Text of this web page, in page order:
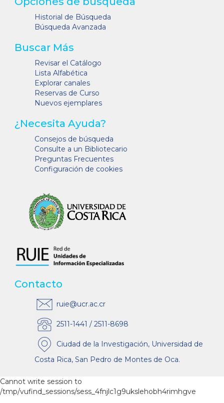
Historial de Búsqueda
Búsqueda Avanzada
Buscar Más
Revisar el Catálogo
Lista Alfabética
Explorar canales
Reservas de Curso
Nuevos ejemplares
¿Necesita Ayuda?
Consejos de búsqueda
Consulte a un Bibliotecario
Preguntas Frecuentes
Configuración de cookies
Contacto
ruie@ucr.ac.cr
2511-1441 / 2511-8698
Ciudad de la Investigación, Universidad de
Costa Rica, San Pedro de Montes de Oca.
Cannot write session to
/tmp/vufind_sessions/sess_4fnjlc1g9ukslehobh4rimhgve